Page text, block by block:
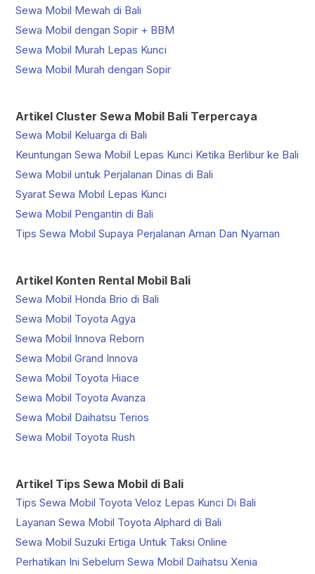
Sewa Mobil Mewah di Bali
Sewa Mobil dengan Sopir + BBM
Sewa Mobil Murah Lepas Kunci
Sewa Mobil Murah dengan Sopir
Artikel Cluster Sewa Mobil Bali Terpercaya
Sewa Mobil Keluarga di Bali
Keuntungan Sewa Mobil Lepas Kunci Ketika Berlibur ke Bali
Sewa Mobil untuk Perjalanan Dinas di Bali
Syarat Sewa Mobil Lepas Kunci
Sewa Mobil Pengantin di Bali
Tips Sewa Mobil Supaya Perjalanan Aman Dan Nyaman
Artikel Konten Rental Mobil Bali
Sewa Mobil Honda Brio di Bali
Sewa Mobil Toyota Agya
Sewa Mobil Innova Reborn
Sewa Mobil Grand Innova
Sewa Mobil Toyota Hiace
Sewa Mobil Toyota Avanza
Sewa Mobil Daihatsu Terios
Sewa Mobil Toyota Rush
Artikel Tips Sewa Mobil di Bali
Tips Sewa Mobil Toyota Veloz Lepas Kunci Di Bali
Layanan Sewa Mobil Toyota Alphard di Bali
Sewa Mobil Suzuki Ertiga Untuk Taksi Online
Perhatikan Ini Sebelum Sewa Mobil Daihatsu Xenia